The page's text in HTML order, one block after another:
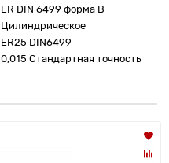
ER DIN 6499 форма B
Цилиндрическое
ER25 DIN6499
0,015 Стандартная точность